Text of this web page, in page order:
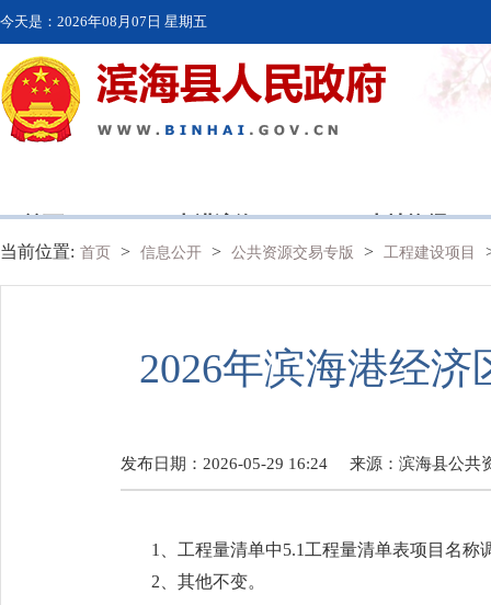
今天是： 2026年08月07日 星期五
首页 走进滨海 本地资讯
当前位置: 首页 > 信息公开 > 公共资源交易专版 > 工程建设项目
2026年滨海港经
发布日期：2026-05-29 16:24 来源： 滨海县公共
1、工程量清单中5.1工程量清单表项目名称
2、其他不变。